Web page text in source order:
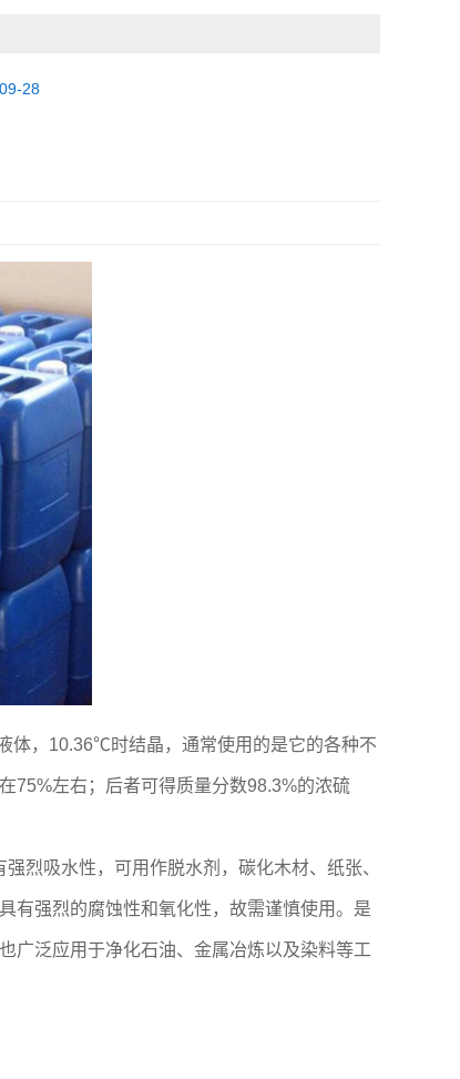
28
体，10.36℃时结晶，通常使用的是它的各种不
75%左右；后者可得质量分数98.3%的浓硫
烈吸水性，可用作脱水剂，碳化木材、纸张、
有强烈的腐蚀性和氧化性，故需谨慎使用。是
广泛应用于净化石油、金属冶炼以及染料等工